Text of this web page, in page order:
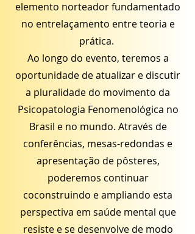
elemento norteador fundamentado
no entrelaçamento entre teoria e
prática.
Ao longo do evento, teremos a
oportunidade de atualizar e discutir
a pluralidade do movimento da
Psicopatologia Fenomenológica no
Brasil e no mundo. Através de
conferências, mesas-redondas e
apresentação de pôsteres,
poderemos continuar
coconstruindo e ampliando esta
perspectiva em saúde mental que
resiste e se desenvolve de modo